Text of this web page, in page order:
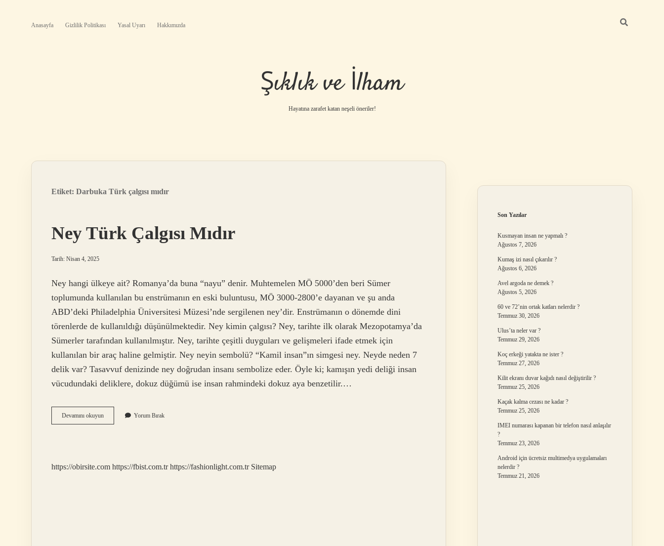
Anasayfa Gizlilik Politikası Yasal Uyarı Hakkımızda
Şıklık ve İlham
Hayatına zarafet katan neşeli öneriler!
Etiket: Darbuka Türk çalgısı mıdır
Ney Türk Çalgısı Mıdır
Tarih: Nisan 4, 2025
Ney hangi ülkeye ait? Romanya’da buna “nayu” denir. Muhtemelen MÖ 5000’den beri Sümer
toplumunda kullanılan bu enstrümanın en eski buluntusu, MÖ 3000-2800’e dayanan ve şu anda
ABD’deki Philadelphia Üniversitesi Müzesi’nde sergilenen ney’dir. Enstrümanın o dönemde dini
törenlerde de kullanıldığı düşünülmektedir. Ney kimin çalgısı? Ney, tarihte ilk olarak Mezopotamya’da
Sümerler tarafından kullanılmıştır. Ney, tarihte çeşitli duyguları ve gelişmeleri ifade etmek için
kullanılan bir araç haline gelmiştir. Ney neyin sembolü? “Kamil insan”ın simgesi ney. Neyde neden 7
delik var? Tasavvuf denizinde ney doğrudan insanı sembolize eder. Öyle ki; kamışın yedi deliği insan
vücudundaki deliklere, dokuz düğümü ise insan rahmindeki dokuz aya benzetilir.…
Devamını okuyunNey
Türk
Yorum Bırak
https://obirsite.com https://fbist.com.tr https://fashionlight.com.tr Sitemap
Son Yazılar
Kusmayan insan ne yapmalı ?
Ağustos 7, 2026
Kumaş izi nasıl çıkarılır ?
Ağustos 6, 2026
Avel argoda ne demek ?
Ağustos 5, 2026
60 ve 72’nin ortak katları nelerdir ?
Temmuz 30, 2026
Ulus’ta neler var ?
Temmuz 29, 2026
Koç erkeği yatakta ne ister ?
Temmuz 27, 2026
Kilit ekranı duvar kağıdı nasıl değiştirilir ?
Temmuz 25, 2026
Kaçak kalma cezası ne kadar ?
Temmuz 25, 2026
IMEI numarası kapanan bir telefon nasıl anlaşılır
?
Temmuz 23, 2026
Android için ücretsiz multimedya uygulamaları
nelerdir ?
Temmuz 21, 2026